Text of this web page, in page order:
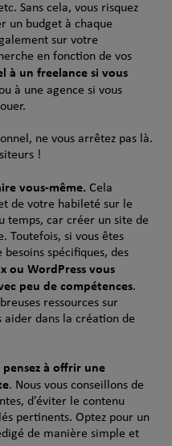
Sans cela, vous risquez
un budget à chaque
sur votre
en fonction de vos
à un freelance si vous
à une agence si vous
ne vous arrêtez pas là.
!
vous-même. Cela
de votre habileté sur le
temps, car créer un site de
Toutefois, si vous êtes
besoins spécifiques, des
ou WordPress vous
peu de compétences.
ressources sur
aider dans la création de
pensez à offrir une
. Nous vous conseillons de
d’éviter le contenu
pertinents. Optez pour un
de manière simple et